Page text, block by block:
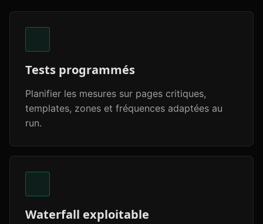
Tests programmés
Planifier les mesures sur pages critiques,
templates, zones et fréquences adaptées au
run.
Waterfall exploitable